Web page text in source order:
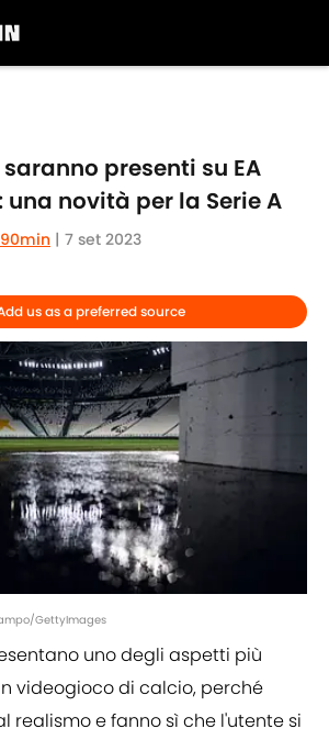
presenti su EA
una novità per la Serie A
| 7 set 2023
us as a preferred source
GettyImages
uno degli aspetti più
videogioco di calcio, perché
realismo e fanno sì che l'utente si